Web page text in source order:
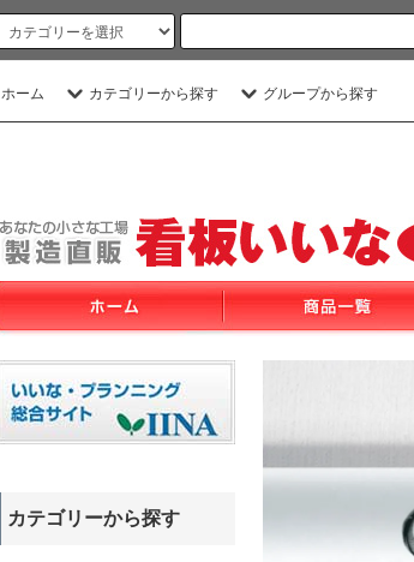
ホーム カテゴリーから探す グループから探す
カテゴリーから探す